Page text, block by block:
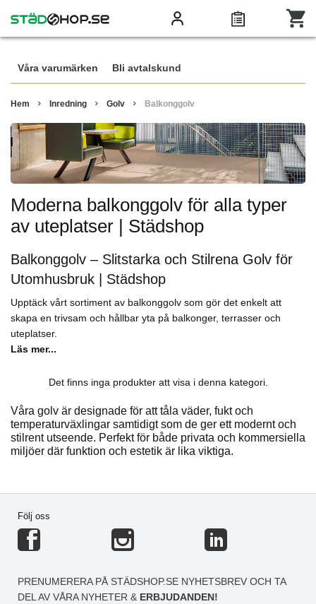
Våra varumärken Bli avtalskund
Hem Inredning Golv Balkonggolv
Moderna balkonggolv för alla typer
av uteplatser | Städshop
Balkonggolv – Slitstarka och Stilrena Golv för
Utomhusbruk | Städshop
Upptäck vårt sortiment av balkonggolv som gör det enkelt att
skapa en trivsam och hållbar yta på balkonger, terrasser och
uteplatser.
Läs mer...
Det finns inga produkter att visa i denna kategori.
Våra golv är designade för att tåla väder, fukt och
temperaturväxlingar samtidigt som de ger ett modernt och
stilrent utseende. Perfekt för både privata och kommersiella
miljöer där funktion och estetik är lika viktiga.
Följ oss
PRENUMERERA PÅ STÄDSHOP.SE NYHETSBREV OCH TA
DEL AV VÅRA NYHETER & ERBJUDANDEN!